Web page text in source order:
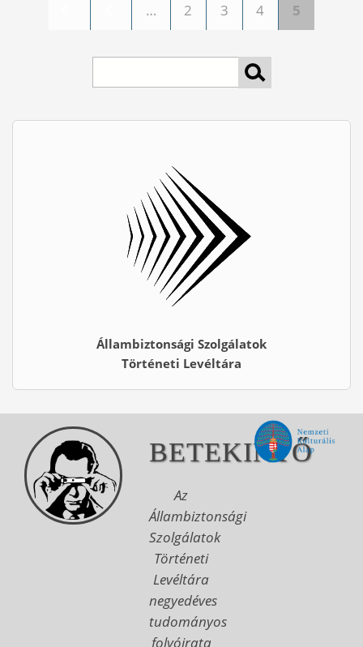
Oldalak … 2 3 4 5
Állambiztonsági Szolgálatok
Történeti Levéltára
BETEKINTŐ
Az
Állambiztonsági
Szolgálatok
Történeti
Levéltára
negyedéves
tudományos
folyóirata